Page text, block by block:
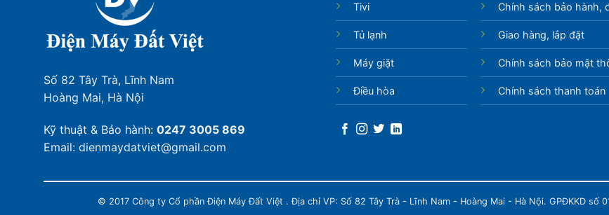
Số 82 Tây Trà, Lĩnh Nam
Hoàng Mai, Hà Nội
Kỹ thuật & Bảo hành: 0247 3005 869
Email: dienmaydatviet@gmail.com
Tivi
Tủ lạnh
Máy giặt
Điều hòa
Chính sách bảo hành,
Giao hàng, lắp đặt
Chính sách bảo mật
Chính sách thanh toán
© 2017 Công ty Cổ phần Điện Máy Đất Việt . Địa chỉ VP: Số 82 Tây Trà - Lĩnh Nam - Hoàng Mai - Hà Nội. GPĐKKD số